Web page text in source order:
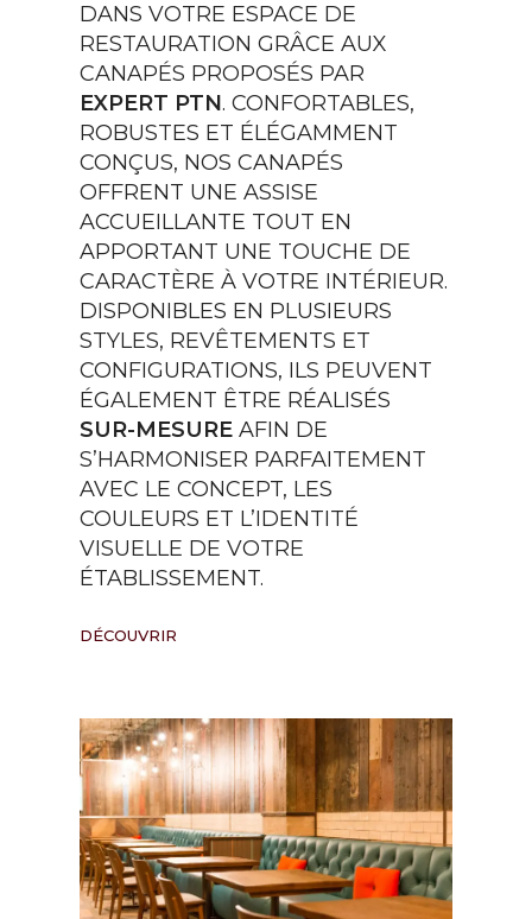
DANS VOTRE ESPACE DE
RESTAURATION GRÂCE AUX
CANAPÉS PROPOSÉS PAR
EXPERT PTN. CONFORTABLES,
ROBUSTES ET ÉLÉGAMMENT
CONÇUS, NOS CANAPÉS
OFFRENT UNE ASSISE
ACCUEILLANTE TOUT EN
APPORTANT UNE TOUCHE DE
CARACTÈRE À VOTRE INTÉRIEUR.
DISPONIBLES EN PLUSIEURS
STYLES, REVÊTEMENTS ET
CONFIGURATIONS, ILS PEUVENT
ÉGALEMENT ÊTRE RÉALISÉS
SUR-MESURE AFIN DE
S’HARMONISER PARFAITEMENT
AVEC LE CONCEPT, LES
COULEURS ET L’IDENTITÉ
VISUELLE DE VOTRE
ÉTABLISSEMENT.
DÉCOUVRIR